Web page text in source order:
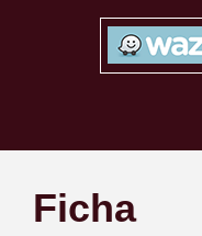
Ficha